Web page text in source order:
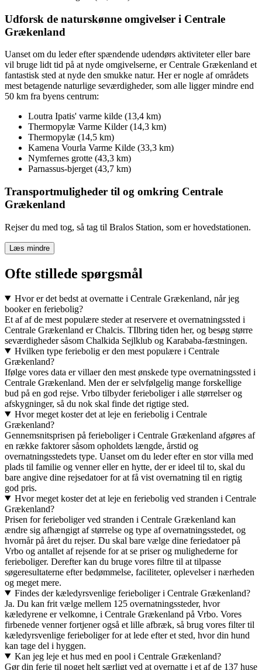
Udforsk de naturskønne omgivelser i Centrale
Grækenland
Uanset om du leder efter spændende udendørs aktiviteter eller bare
vil bruge lidt tid på at nyde omgivelserne, er Centrale Grækenland et
fantastisk sted at nyde den smukke natur. Her er nogle af områdets
mest betagende naturlige seværdigheder, som alle ligger mindre end
50 km fra byens centrum:
Loutra Ipatis' varme kilde (13,4 km)
Thermopylæ Varme Kilder (14,3 km)
Thermopylæ (14,5 km)
Kamena Vourla Varme Kilde (33,3 km)
Nymfernes grotte (43,3 km)
Parnassus-bjerget (43,7 km)
Transportmuligheder til og omkring Centrale
Grækenland
Rejser du med tog, så tag til Bralos Station, som er hovedstationen.
Læs mindre
Ofte stillede spørgsmål
Hvor er det bedst at overnatte i Centrale Grækenland, når jeg
booker en feriebolig?
Et af af de mest populære steder at reservere et overnatningssted i
Centrale Grækenland er Chalcis. TIlbring tiden her, og besøg større
seværdigheder såsom Chalkida Sejlklub og Karababa-fæstningen.
Hvilken type feriebolig er den mest populære i Centrale
Grækenland?
Ifølge vores data er villaer den mest ønskede type overnatningssted i
Centrale Grækenland. Men der er selvfølgelig mange forskellige
bud på en god rejse. Vrbo tilbyder ferieboliger i alle størrelser og
afskygninger, så du nok skal finde det rigtige sted.
Hvor meget koster det at leje en feriebolig i Centrale
Grækenland?
Gennemsnitsprisen på ferieboliger i Centrale Grækenland afgøres af
en række faktorer såsom opholdets længde, årstid og
overnatningsstedets type. Uanset om du leder efter en stor villa med
plads til familie og venner eller en hytte, der er ideel til to, skal du
bare angive dine rejsedatoer for at få vist overnatning til en rigtig
god pris.
Hvor meget koster det at leje en feriebolig ved stranden i Centrale
Grækenland?
Prisen for ferieboliger ved stranden i Centrale Grækenland kan
ændre sig afhængigt af størrelse og type af overnatningsstedet, og
hvornår på året du rejser. Du skal bare vælge dine feriedatoer på
Vrbo og antallet af rejsende for at se priser og mulighederne for
ferieboliger. Derefter kan du bruge vores filtre til at tilpasse
søgeresultaterne efter bedømmelse, faciliteter, oplevelser i nærheden
og meget mere.
Findes der kæledyrsvenlige ferieboliger i Centrale Grækenland?
Ja. Du kan frit vælge mellem 125 overnatningssteder, hvor
kæledyrene er velkomne, i Centrale Grækenland på Vrbo. Vores
firbenede venner fortjener også et lille afbræk, så brug vores filter til
kæledyrsvenlige ferieboliger for at lede efter et sted, hvor din hund
kan tage del i hyggen.
Kan jeg leje et hus med en pool i Centrale Grækenland?
Gør din ferie til noget helt særligt ved at overnatte i et af de 137 huse